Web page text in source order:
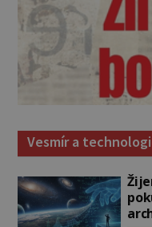
Vesmír a